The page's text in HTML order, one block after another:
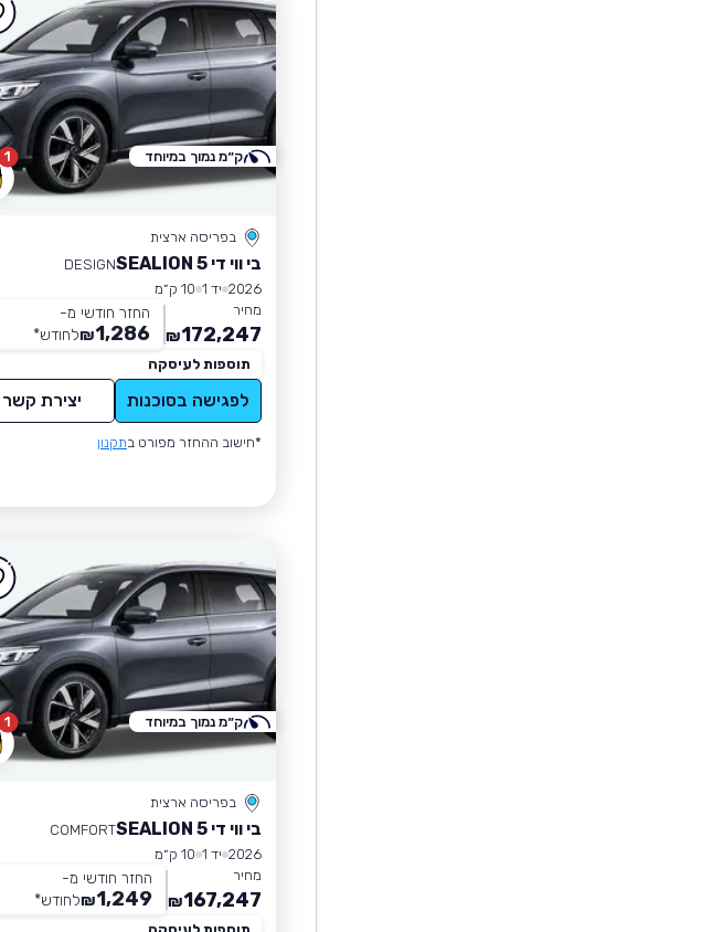
1
בפריסה ארצית
בי ווי די SEALION 5
DESIGN
2026 יד 1
10 ק״מ
מחיר
172,247
₪
החזר חודשי מ-
1,286
₪לחודש*
תוספות לעיסקה
לפגישה בסוכנות יצירת קשר
*חישוב ההחזר מפורט בתקנון
ק״מ נמוך במיוחד
1
בפריסה ארצית
בי ווי די SEALION 5
COMFORT
2026 יד 1
10 ק״מ
מחיר
167,247
₪
החזר חודשי מ-
1,249
₪לחודש*
ק״מ נמוך במיוחד